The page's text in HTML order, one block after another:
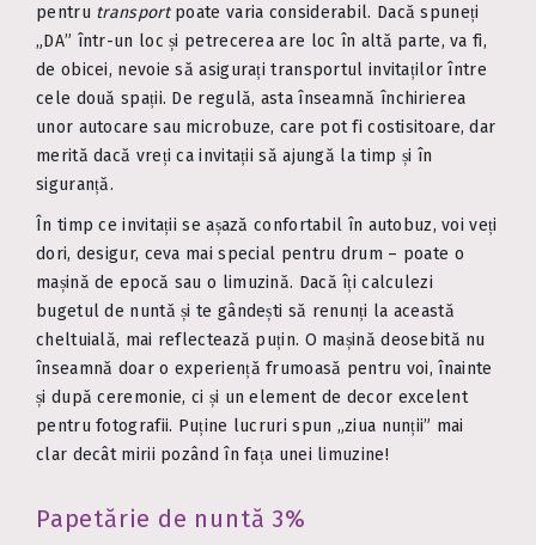
pentru transportpoate varia considerabil. Dacă spuneți
„DA” într-un loc și petrecerea are loc în altă parte, va fi,
de obicei, nevoie să asigurați transportul invitaților între
cele două spații. De regulă, asta înseamnă închirierea
unor autocare sau microbuze, care pot fi costisitoare, dar
merită dacă vreți ca invitații să ajungă la timp și în
siguranță.
În timp ce invitații se așază confortabil în autobuz, voi veți
dori, desigur, ceva mai special pentru drum – poate o
mașină de epocă sau o limuzină. Dacă îți calculezi
bugetul de nuntă și te gândești să renunți la această
cheltuială, mai reflectează puțin. O mașină deosebită nu
înseamnă doar o experiență frumoasă pentru voi, înainte
și după ceremonie, ci și un element de decor excelent
pentru fotografii. Puține lucruri spun „ziua nunții” mai
clar decât mirii pozând în fața unei limuzine!
Papetărie de nuntă 3%